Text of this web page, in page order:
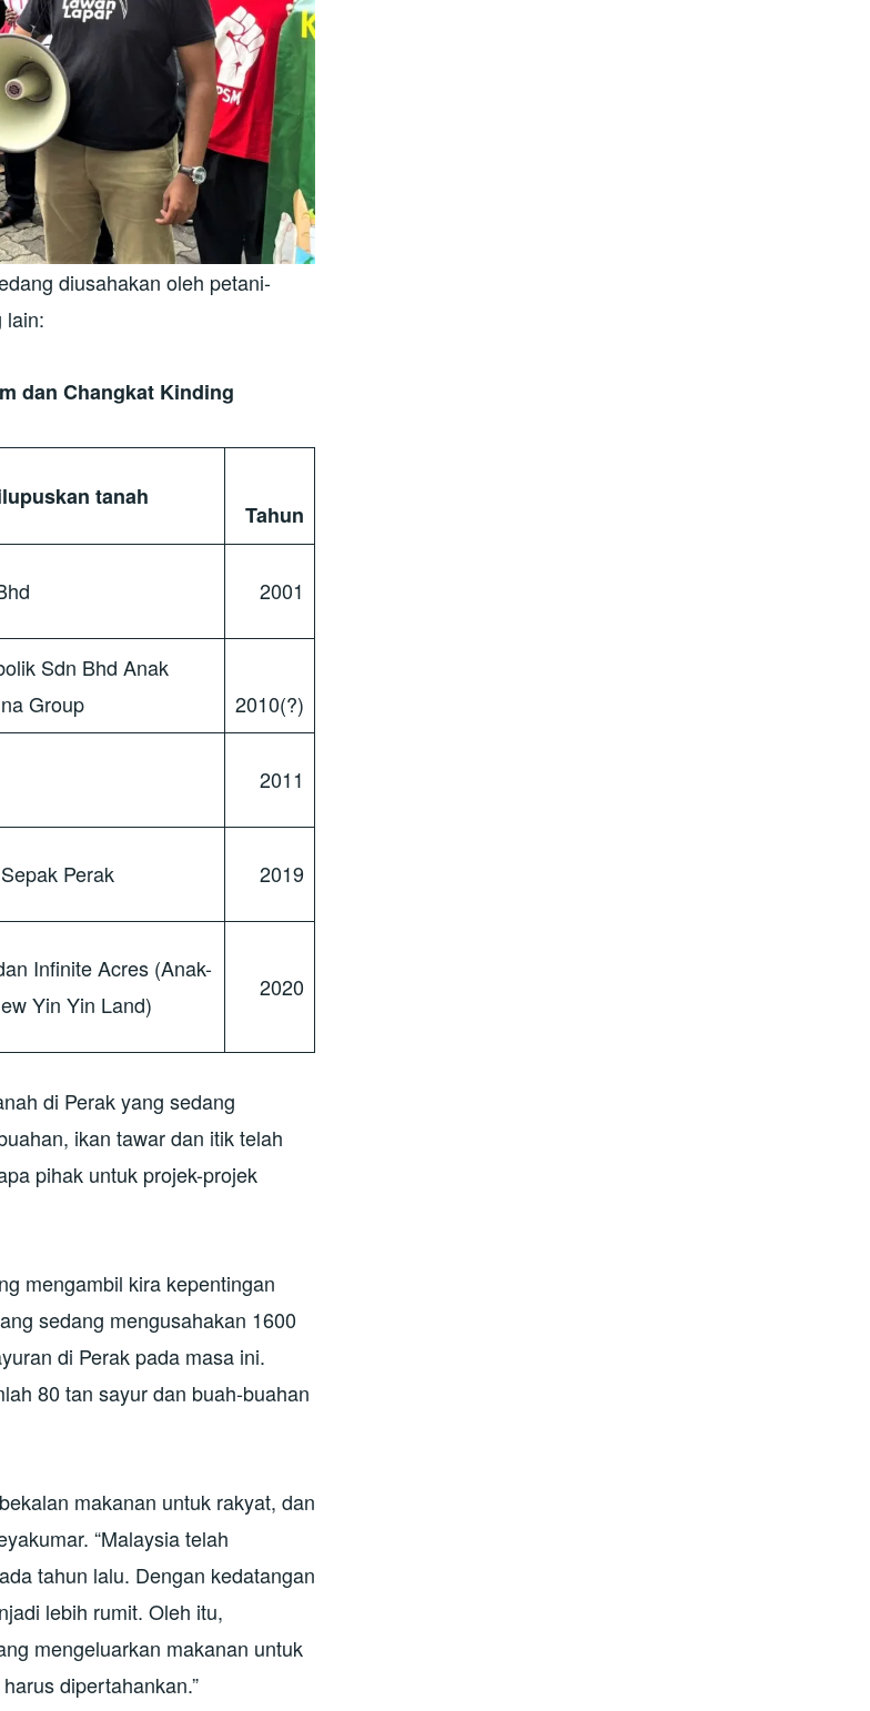
diusahakan oleh petani-
lain:
dan Changkat Kinding
tanah
Tahun
2001
Sdn Bhd Anak
Group
2010(?)
2011
Perak 2019
Infinite Acres (Anak-
Yin Yin Land)
2020
di Perak yang sedang
ikan tawar dan itik telah
pihak untuk projek-projek
mengambil kira kepentingan
sedang mengusahakan 1600
di Perak pada masa ini.
80 tan sayur dan buah-buahan
makanan untuk rakyat, dan
“Malaysia telah
tahun lalu. Dengan kedatangan
lebih rumit. Oleh itu,
mengeluarkan makanan untuk
dipertahankan.”